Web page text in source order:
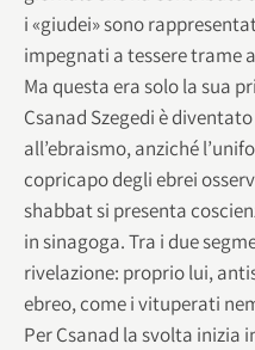
i «giudei» sono
impegnati a tessere trame
Ma questa era solo la sua
Csanad Szegedi è
all’ebraismo, anziché
copricapo degli ebrei
shabbat si presenta
in sinagoga. Tra i due
rivelazione: proprio lui,
ebreo, come i vituperati
Per Csanad la svolta inizia